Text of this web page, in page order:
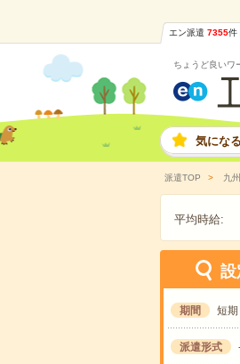
エン派遣 7355件
ちょうど良いワ
気にな
派遣TOP 九
平均時給:
設
期間 短期
派遣形式